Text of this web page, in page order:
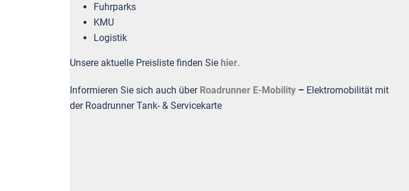
Fuhrparks
KMU
Logistik
Unsere aktuelle Preisliste finden Sie hier.
Informieren Sie sich auch über Roadrunner E-Mobility – Elektromobilität mit
der Roadrunner Tank- & Servicekarte